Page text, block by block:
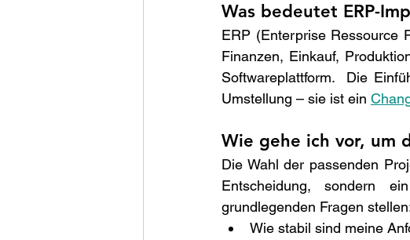
Was bedeutet ERP-
ERP (Enterprise Ressource
Finanzen, Einkauf,
Softwareplattform.  Die
Umstellung – sie ist ein
Wie gehe ich vor, um
Die Wahl der passenden
Entscheidung, sondern
grundlegenden Fragen
Wie stabil sind meine